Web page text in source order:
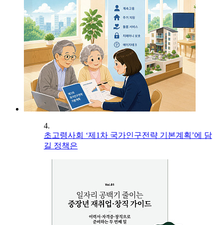
4.
초고령사회 ‘제1차 국가인구전략 기본계획’에 담
길 정책은